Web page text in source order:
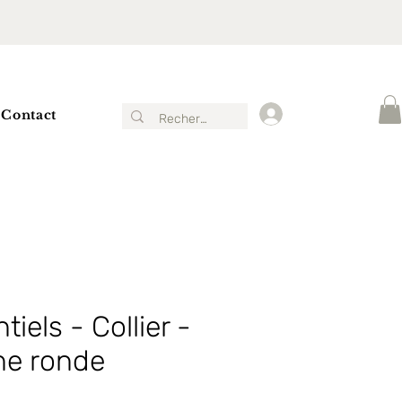
Contact
- Collier -
ronde